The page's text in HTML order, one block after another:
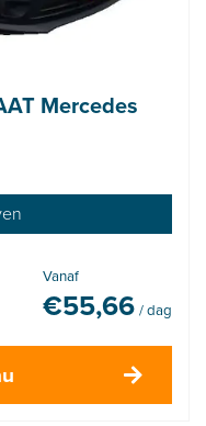
Mercedes
Vanaf
€55,66 / dag